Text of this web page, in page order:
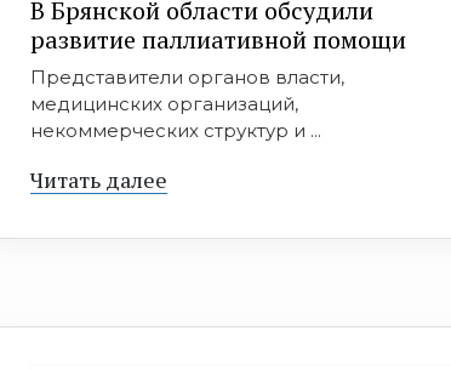
В Брянской области обсудили
развитие паллиативной помощи
Представители органов власти,
медицинских организаций,
некоммерческих структур и ...
Читать далее